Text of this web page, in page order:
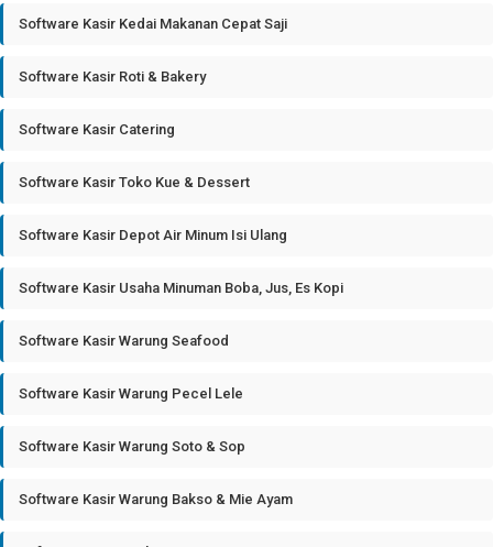
Software Kasir Kedai Makanan Cepat Saji
Software Kasir Roti & Bakery
Software Kasir Catering
Software Kasir Toko Kue & Dessert
Software Kasir Depot Air Minum Isi Ulang
Software Kasir Usaha Minuman Boba, Jus, Es Kopi
Software Kasir Warung Seafood
Software Kasir Warung Pecel Lele
Software Kasir Warung Soto & Sop
Software Kasir Warung Bakso & Mie Ayam